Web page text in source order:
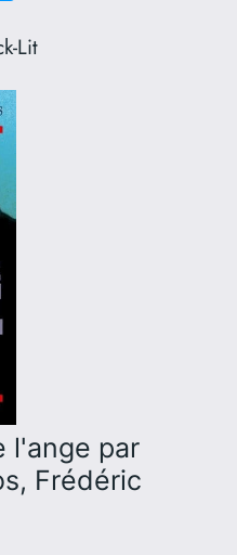
Lit
l'ange par
Frédéric